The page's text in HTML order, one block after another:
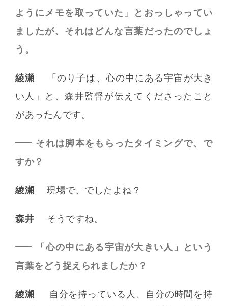
ようにメモを取っていた」とおっしゃってい
ましたが、それはどんな言葉だったのでしょ
う。
綾瀬
「のり子は、心の中にある宇宙が大き
い人」と、森井監督が伝えてくださったこと
があったんです。
それは脚本をもらったタイミングで、で
すか？
綾瀬 現場で、でしたよね？
森井 そうですね。
「心の中にある宇宙が大きい人」という
言葉をどう捉えられましたか？
綾瀬
自分を持っている人、自分の時間を持